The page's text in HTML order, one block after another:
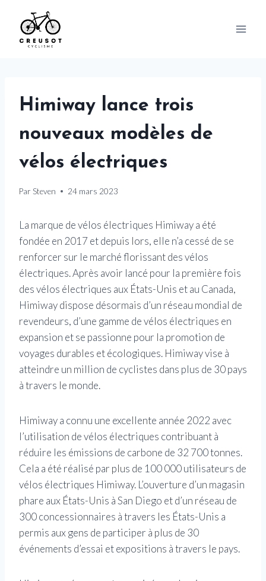
content
Himiway lance trois
nouveaux modèles de
vélos électriques
Par Steven 24 mars 2023
La marque de vélos électriques Himiway a été
fondée en 2017 et depuis lors, elle n’a cessé de se
renforcer sur le marché florissant des vélos
électriques. Après avoir lancé pour la première fois
des vélos électriques aux États-Unis et au Canada,
Himiway dispose désormais d’un réseau mondial de
revendeurs, d’une gamme de vélos électriques en
expansion et se passionne pour la promotion de
voyages durables et écologiques. Himiway vise à
atteindre un million de cyclistes dans plus de 30 pays
à travers le monde.
Himiway a connu une excellente année 2022 avec
l’utilisation de vélos électriques contribuant à
réduire les émissions de carbone de 32 700 tonnes.
Cela a été réalisé par plus de 100 000 utilisateurs de
vélos électriques Himiway. L’ouverture d’un magasin
phare aux États-Unis à San Diego et d’un réseau de
300 concessionnaires à travers les États-Unis a
permis aux gens de participer à plus de 30
événements d’essai et expositions à travers le pays.